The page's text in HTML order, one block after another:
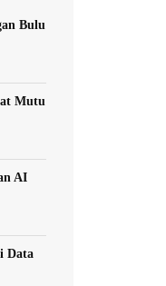
Bulu
Mutu
AI
Data